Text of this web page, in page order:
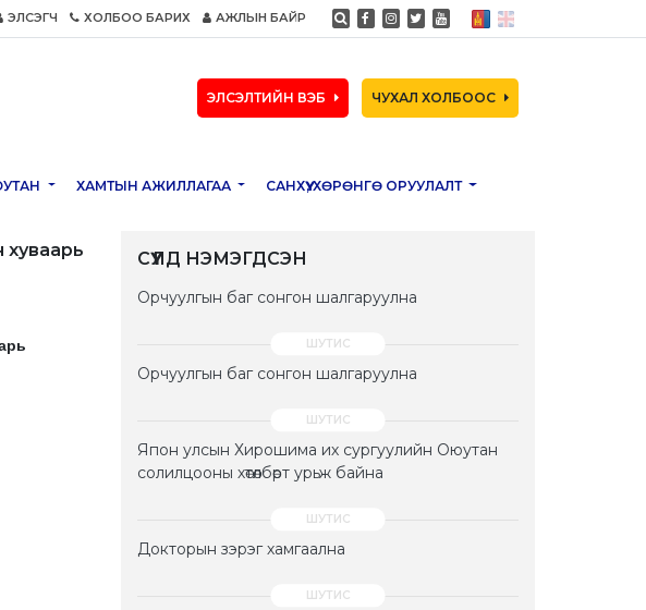
ЭЛСЭГЧ ХОЛБОО БАРИХ АЖЛЫН БАЙР
ЭЛСЭЛТИЙН ВЭБ ЧУХАЛ ХОЛБООС
ХАМТЫН АЖИЛЛАГАА САНХҮҮ, ХӨРӨНГӨ ОРУУЛАЛТ
СҮҮЛД НЭМЭГДСЭН
Орчуулгын баг сонгон шалгаруулна
Орчуулгын баг сонгон шалгаруулна
Япон улсын Хирошима их сургуулийн Оюутан
солилцооны хөтөлбөрт урьж байна
Докторын зэрэг хамгаална